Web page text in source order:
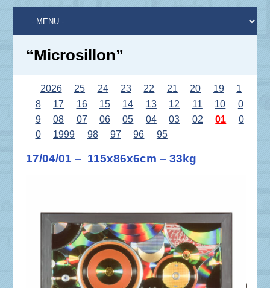
“Microsillon”
2026 25 24 23 22 21 20 19
1
8
17 16 15 14 13 12 11 10
0
9
08 07 06 05 04 03 02 01
0
0
1999 98 97 96 95
17/04/01 – 115x86x6cm – 33kg